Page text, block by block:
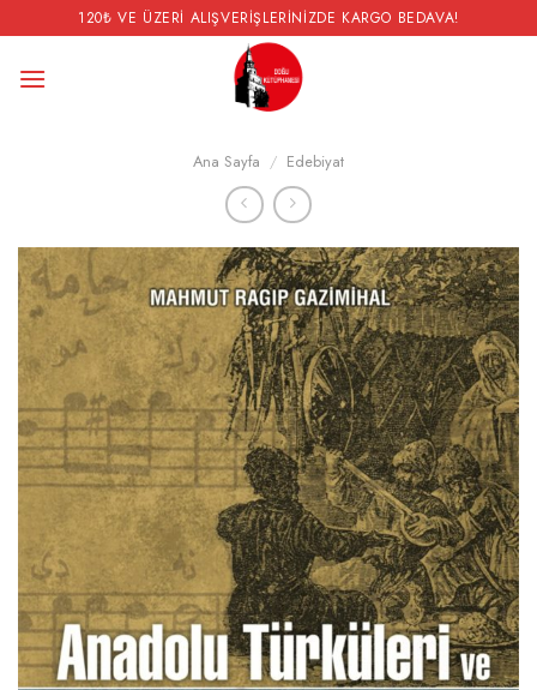
atla
120₺ VE ÜZERI ALIŞVERIŞLERINIZDE KARGO BEDAVA!
Ana Sayfa / Edebiyat